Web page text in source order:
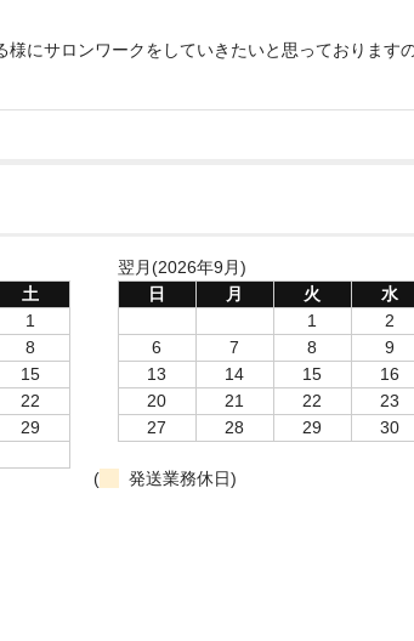
にサロンワークをしていきたいと思っております
土
1
8
15
22
29
翌月(2026年9月)
日
月 火 水
1
2
6
7 8 9
13
14 15 16
20
21 22 23
27
28 29 30
( 発送業務休日)